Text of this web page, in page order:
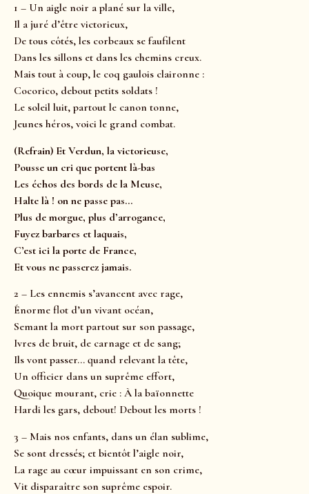
1 – Un aigle noir a plané sur la ville,
Il a juré d’être victorieux,
De tous côtés, les corbeaux se faufilent
Dans les sillons et dans les chemins creux.
Mais tout à coup, le coq gaulois claironne :
Cocorico, debout petits soldats !
Le soleil luit, partout le canon tonne,
Jeunes héros, voici le grand combat.
(Refrain) Et Verdun, la victorieuse,
Pousse un cri que portent là-bas
Les échos des bords de la Meuse,
Halte là ! on ne passe pas…
Plus de morgue, plus d’arrogance,
Fuyez barbares et laquais,
C’est ici la porte de France,
Et vous ne passerez jamais.
2 – Les ennemis s’avancent avec rage,
Énorme flot d’un vivant océan,
Semant la mort partout sur son passage,
Ivres de bruit, de carnage et de sang;
Ils vont passer… quand relevant la tête,
Un officier dans un suprême effort,
Quoique mourant, crie : À la baïonnette
Hardi les gars, debout! Debout les morts !
3 – Mais nos enfants, dans un élan sublime,
Se sont dressés; et bientôt l’aigle noir,
La rage au cœur impuissant en son crime,
Vit disparaître son suprême espoir.